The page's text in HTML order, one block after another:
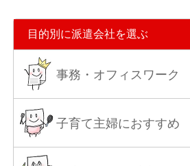
目的別に派遣会社を選ぶ
事務・オフィスワーク
子育て主婦におすすめ